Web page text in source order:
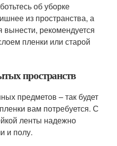
об уборке
из пространства, а
вынести, рекомендуется
пленки или старой
пространств
предметов – так будет
вам потребуется. С
ленты надежно
и полу.